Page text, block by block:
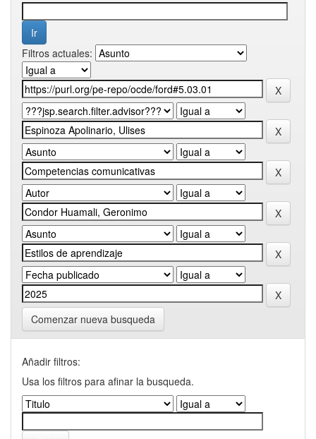
Filtros actuales:
Comenzar nueva busqueda
Añadir filtros:
Usa los filtros para afinar la busqueda.